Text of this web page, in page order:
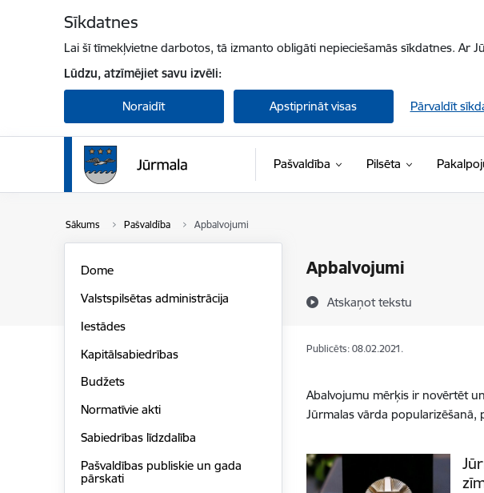
Sīkdatnes
Lai šī tīmekļvietne darbotos, tā izmanto obligāti nepieciešamās sīkdatnes. Ar
Lūdzu, atzīmējiet savu izvēli:
Noraidīt Apstiprināt visas Pārvaldīt
Pašvaldība Pilsēta
Sākums Pašvaldība Apbalvojumi
Apbalvojumi
Atskaņot tekstu
Dome
Valstspilsētas administrācija
Iestādes
Kapitālsabiedrības
Budžets
Normatīvie akti
Sabiedrības līdzdalība
Pašvaldības publiskie un gada
pārskati
Publicēts: 08.02.2021.
Abalvojumu mērķis ir novērtēt
Jūrmalas vārda